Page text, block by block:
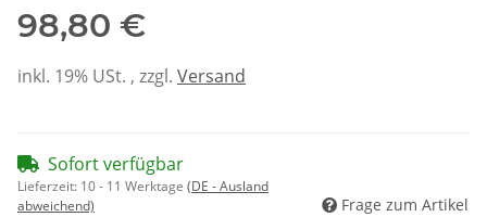
98,80 €
inkl. 19% USt. , zzgl. Versand
Sofort verfügbar
Lieferzeit: 10 - 11 Werktage (DE - Ausland
abweichend)
Frage zum Artikel